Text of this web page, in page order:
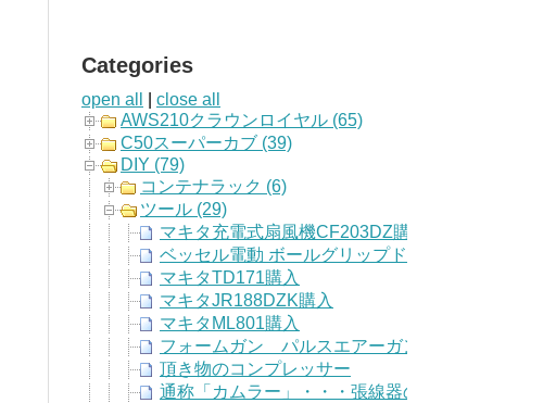
Categories
open all
close all
AWS210クラウンロイヤル (65)
C50スーパーカブ (39)
DIY (79)
コンテナラック (6)
ツール (29)
マキタ充電式扇風機CF203DZ購入
ベッセル電動 ボールグリップドライバー
マキタTD171購入
マキタJR188DZK購入
マキタML801購入
フォームガン パルスエアーガン導入
頂き物のコンプレッサー
通称「カムラー」・・・張線器の先端工具